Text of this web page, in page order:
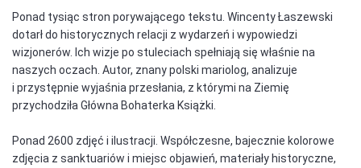
Ponad tysiąc stron porywającego tekstu. Wincenty Łaszewski
dotarł do historycznych relacji z wydarzeń i wypowiedzi
wizjonerów. Ich wizje po stuleciach spełniają się właśnie na
naszych oczach. Autor, znany polski mariolog, analizuje
i przystępnie wyjaśnia przesłania, z którymi na Ziemię
przychodziła Główna Bohaterka Książki.
Ponad 2600 zdjęć i ilustracji. Współczesne, bajecznie kolorowe
zdjęcia z sanktuariów i miejsc objawień, materiały historyczne,